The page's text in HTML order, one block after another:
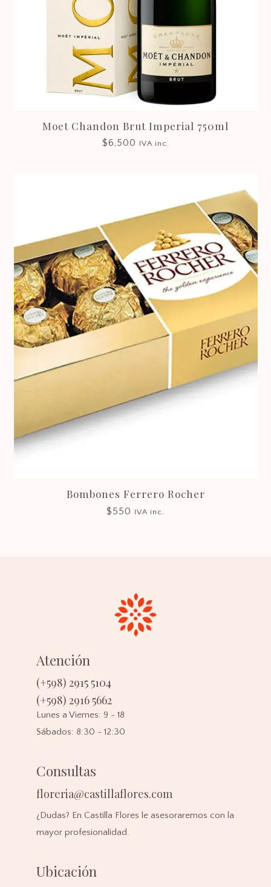
Moet Chandon Brut Imperial 750ml
$6,500 IVA inc.
Bombones Ferrero Rocher
$550 IVA inc.
Atención
(+598) 2915 5104
(+598) 2916 5662
Lunes a Viernes: 9 - 18
Sábados: 8:30 - 12:30
Consultas
floreria@castillaflores.com
¿Dudas? En Castilla Flores le asesoraremos con la
mayor profesionalidad.
Ubicación